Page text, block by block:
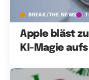
BREAK/THE NEWS
Apple bläst
KI-Magie